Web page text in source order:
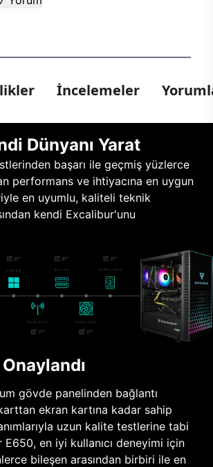
İncelemeler
Dünyanı Yarat
başarı ile geçmiş yüzlerce
performans ve ihtiyacına en uygun
en uyumlu, kaliteli teknik
kendi Excalibur'unu
gövde panelinden bağlantı
ekran kartına kadar sahip
uzun kalite testlerine tabi
en iyi kullanıcı deneyimi için
bileşen arasından birbiri ile en